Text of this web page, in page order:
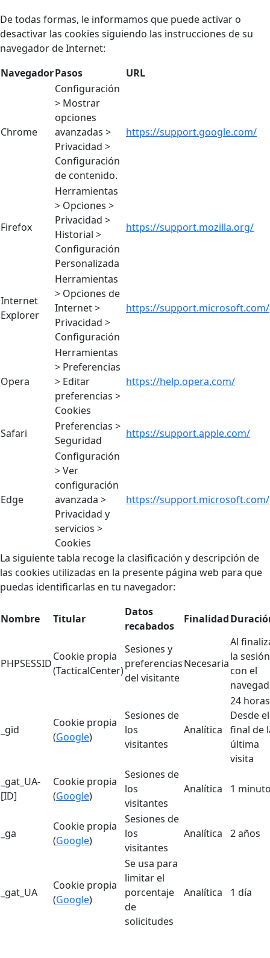
De todas formas, le informamos que puede activar o
desactivar las cookies siguiendo las instrucciones de su
navegador de Internet:
NavegadorPasos URL
Chrome
Configuración
> Mostrar
opciones
avanzadas >
Privacidad >
Configuración
de contenido.
https://support.google.com/
Firefox
Herramientas
> Opciones >
Privacidad >
Historial >
Configuración
Personalizada
https://support.mozilla.org/
Internet
Explorer
Herramientas
> Opciones de
Internet >
Privacidad >
Configuración
https://support.microsoft.com/
Opera
Herramientas
> Preferencias
> Editar
preferencias >
Cookies
https://help.opera.com/
Safari
Preferencias >
Seguridad
https://support.apple.com/
Edge
Configuración
> Ver
configuración
avanzada >
Privacidad y
servicios >
Cookies
https://support.microsoft.com/
La siguiente tabla recoge la clasificación y descripción de
las cookies utilizadas en la presente página web para que
puedas identificarlas en tu navegador:
Nombre Titular
Datos
recabados
Finalidad
PHPSESSID
Cookie propia
(TacticalCenter)
Sesiones y
preferencias
del visitante
Necesaria
Al
la sesión
con el
_gid
Cookie propia
(Google)
Sesiones de
los
visitantes
Analítica
24
Desde el
final de
última
visita
_gat_UA-
[ID]
Cookie propia
(Google)
Sesiones de
los
visitantes
Analítica 1
_ga
Cookie propia
(Google)
Sesiones de
los
visitantes
Analítica 2 años
_gat_UA
Cookie propia
(Google)
Se usa para
limitar el
porcentaje
de
solicitudes
Analítica 1 día